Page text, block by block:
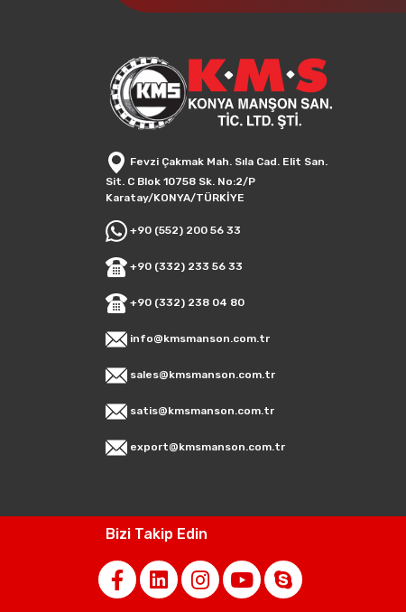
Fevzi Çakmak Mah. Sıla Cad. Elit San.
Sit. C Blok 10758 Sk. No:2/P
Karatay/KONYA/TÜRKİYE
+90 (552) 200 56 33
+90 (332) 233 56 33
+90 (332) 238 04 80
info@kmsmanson.com.tr
sales@kmsmanson.com.tr
satis@kmsmanson.com.tr
export@kmsmanson.com.tr
Bizi Takip Edin